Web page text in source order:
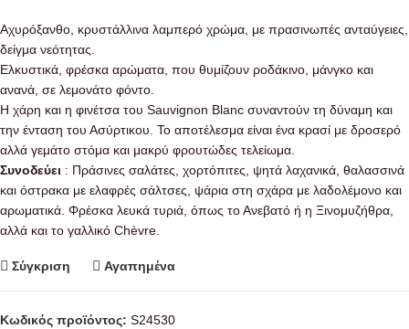
Αχυρόξανθο, κρυστάλλινα λαμπερό χρώμα, με πρασινωπές ανταύγειες,
δείγμα νεότητας.
Ελκυστικά, φρέσκα αρώματα, που θυμίζουν ροδάκινο, μάνγκο και
ανανά, σε λεμονάτο φόντο.
Η χάρη και η φινέτσα του Sauvignon Blanc συναντούν τη δύναμη και
την ένταση του Ασύρτικου. Το αποτέλεσμα είναι ένα κρασί με δροσερό
αλλά γεμάτο στόμα και μακρύ φρουτώδες τελείωμα.
Συνοδεύει : Πράσινες σαλάτες, χορτόπιτες, ψητά λαχανικά, θαλασσινά
και όστρακα με ελαφρές σάλτσες, ψάρια στη σχάρα με λαδολέμονο και
αρωματικά. Φρέσκα λευκά τυριά, όπως το Ανεβατό ή η Ξινομυζήθρα,
αλλά και το γαλλικό Chèvre.
Σύγκριση Αγαπημένα
Κωδικός προϊόντος: S24530